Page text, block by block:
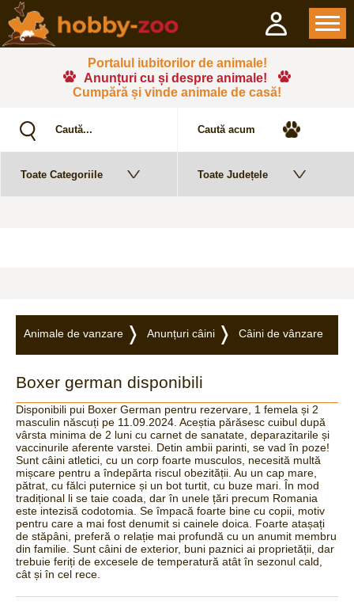
Portalul iubitorilor de animale!
Anunțuri cu și despre animale!
Cumpără și vinde animale de casă!
Animale de vanzare Anunțuri câini Câini de vânzare
Boxer german disponibili
Disponibili pui Boxer German pentru rezervare, 1 femela și 2
masculin născuți pe 11.09.2024. Aceștia părăsesc cuibul după
vârsta minima de 2 luni cu carnet de sanatate, deparazitarile și
vaccinurile aferente varstei. Detin ambii parinti, se vad în poze!
Sunt câini atletici, cu un corp foarte musculos, necesită multă
mișcare pentru a îndepărta riscul obezității. Au un cap mare,
pătrat, cu fălci puternice și un bot turtit, cu buze mari. În mod
tradițional li se taie coada, dar în unele țări precum Romania
este intezisă codotomia. Se împacă foarte bine cu copii, motiv
pentru care a mai fost denumit si cainele doica. Foarte atașați
de stăpâni, preferă o relație mai profundă cu un anumit membru
din familie. Sunt câini de exterior, buni paznici ai proprietății, dar
trebuie feriți de excesele de temperatură atât în sezonul cald,
cât și în cel rece.